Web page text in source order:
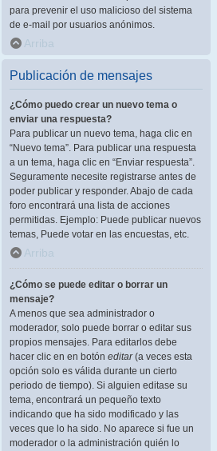
para prevenir el uso malicioso del sistema
de e-mail por usuarios anónimos.
Arriba
Publicación de mensajes
¿Cómo puedo crear un nuevo tema o
enviar una respuesta?
Para publicar un nuevo tema, haga clic en
“Nuevo tema”. Para publicar una respuesta
a un tema, haga clic en “Enviar respuesta”.
Seguramente necesite registrarse antes de
poder publicar y responder. Abajo de cada
foro encontrará una lista de acciones
permitidas. Ejemplo: Puede publicar nuevos
temas, Puede votar en las encuestas, etc.
Arriba
¿Cómo se puede editar o borrar un
mensaje?
A menos que sea administrador o
moderador, solo puede borrar o editar sus
propios mensajes. Para editarlos debe
hacer clic en en botón editar(a veces esta
opción solo es válida durante un cierto
periodo de tiempo). Si alguien editase su
tema, encontrará un pequeño texto
indicando que ha sido modificado y las
veces que lo ha sido. No aparece si fue un
moderador o la administración quién lo